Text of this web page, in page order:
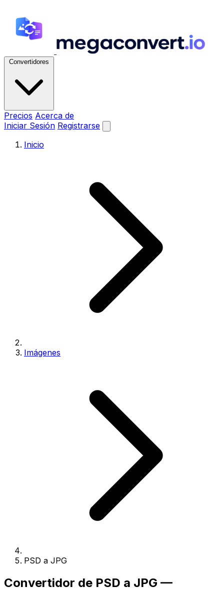
Convertidores
Precios Acerca de
Iniciar Sesión Registrarse
Inicio
Imágenes
PSD a JPG
Convertidor de PSD a JPG —